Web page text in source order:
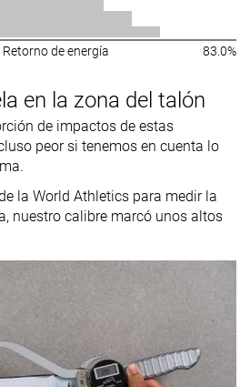
Retorno de energía 83.0%
en la zona del talón
de impactos de estas
peor si tenemos en cuenta lo
la World Athletics para medir la
nuestro calibre marcó unos altos